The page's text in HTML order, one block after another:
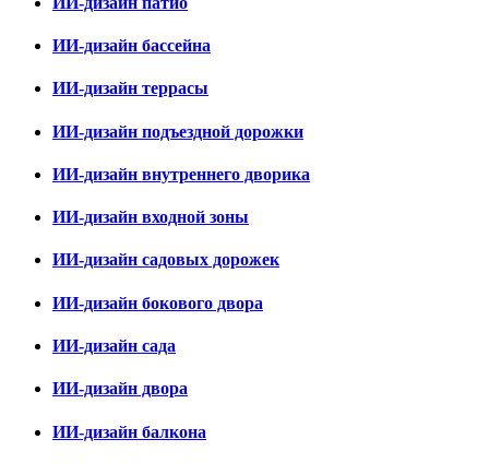
ИИ-дизайн бассейна
ИИ-дизайн террасы
ИИ-дизайн подъездной дорожки
ИИ-дизайн внутреннего дворика
ИИ-дизайн входной зоны
ИИ-дизайн садовых дорожек
ИИ-дизайн бокового двора
ИИ-дизайн сада
ИИ-дизайн двора
ИИ-дизайн балкона